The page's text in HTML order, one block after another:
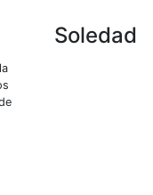
Soledad